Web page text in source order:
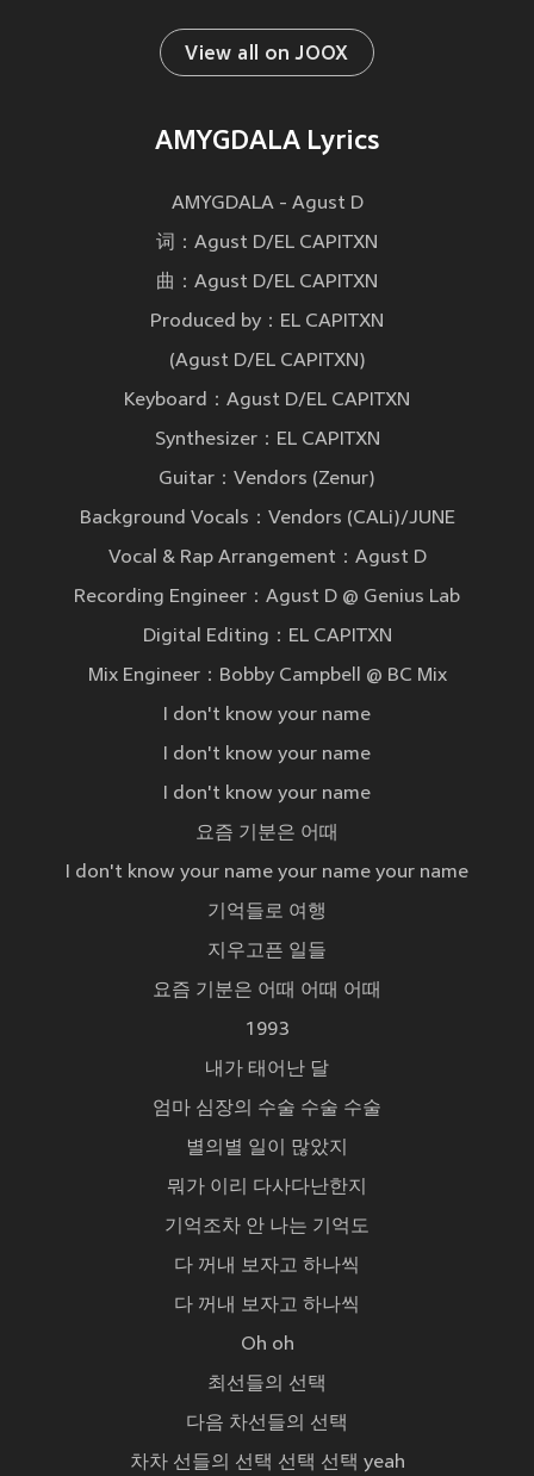
View all on JOOX
AMYGDALA Lyrics
AMYGDALA - Agust D
词：Agust D/EL CAPITXN
曲：Agust D/EL CAPITXN
Produced by：EL CAPITXN
(Agust D/EL CAPITXN)
Keyboard：Agust D/EL CAPITXN
Synthesizer：EL CAPITXN
Guitar：Vendors (Zenur)
Background Vocals：Vendors (CALi)/JUNE
Vocal & Rap Arrangement：Agust D
Recording Engineer：Agust D @ Genius Lab
Digital Editing：EL CAPITXN
Mix Engineer：Bobby Campbell @ BC Mix
I don't know your name
I don't know your name
I don't know your name
요즘 기분은 어때
I don't know your name your name your name
기억들로 여행
지우고픈 일들
요즘 기분은 어때 어때 어때
1993
내가 태어난 달
엄마 심장의 수술 수술 수술
별의별 일이 많았지
뭐가 이리 다사다난한지
기억조차 안 나는 기억도
다 꺼내 보자고 하나씩
다 꺼내 보자고 하나씩
Oh oh
최선들의 선택
다음 차선들의 선택
차차 선들의 선택 선택 선택 yeah